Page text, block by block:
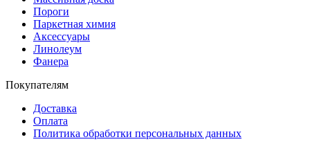
Пороги
Паркетная химия
Аксессуары
Линолеум
Фанера
Покупателям
Доставка
Оплата
Политика обработки персональных данных